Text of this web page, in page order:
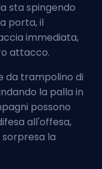
sta spingendo
porta, il
immediata,
attacco.
da trampolino di
la palla in
possono
all'offesa,
la